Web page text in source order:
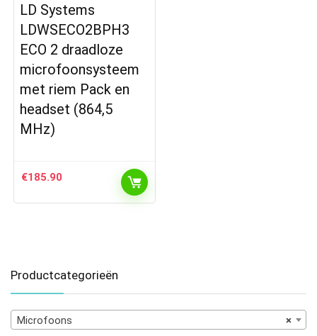
LD Systems
LDWSECO2BPH3
ECO 2 draadloze
microfoonsysteem
met riem Pack en
headset (864,5
MHz)
€185.90
Productcategorieën
×
Microfoons